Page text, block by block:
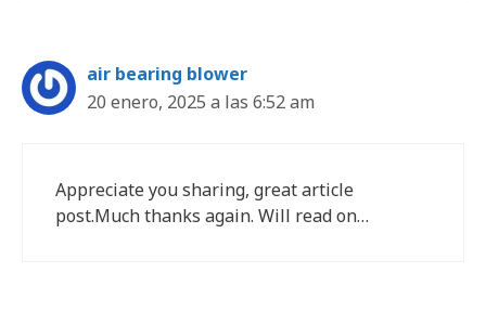
air bearing blower
20 enero, 2025 a las 6:52 am
Appreciate you sharing, great article
post.Much thanks again. Will read on…